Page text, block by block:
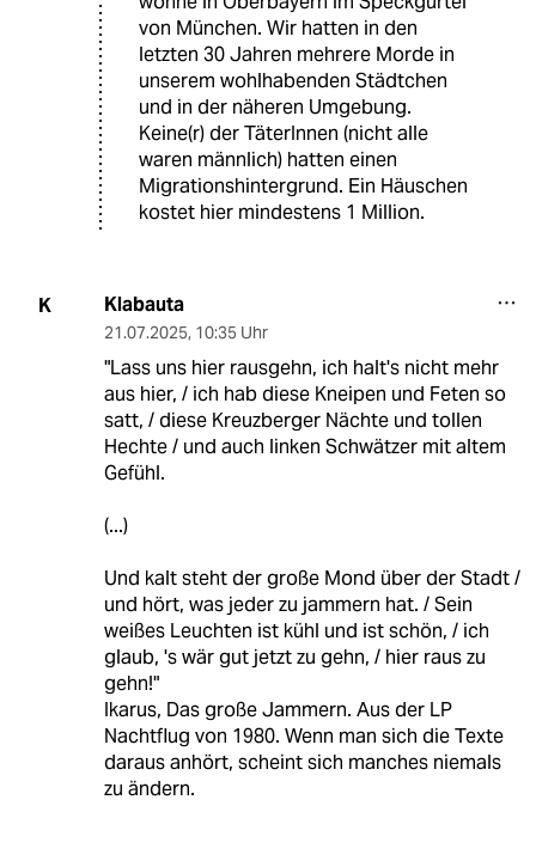
von München. Wir hatten in den
letzten 30 Jahren mehrere Morde in
unserem wohlhabenden Städtchen
und in der näheren Umgebung.
Keine(r) der TäterInnen (nicht alle
waren männlich) hatten einen
Migrationshintergrund. Ein Häuschen
kostet hier mindestens 1 Million.
K Klabauta
21.07.2025, 10:35 Uhr
"Lass uns hier rausgehn, ich halt's nicht mehr
aus hier, / ich hab diese Kneipen und Feten so
satt, / diese Kreuzberger Nächte und tollen
Hechte / und auch linken Schwätzer mit altem
Gefühl.
(...)
Und kalt steht der große Mond über der Stadt /
und hört, was jeder zu jammern hat. / Sein
weißes Leuchten ist kühl und ist schön, / ich
glaub, 's wär gut jetzt zu gehn, / hier raus zu
gehn!"
Ikarus, Das große Jammern. Aus der LP
Nachtflug von 1980. Wenn man sich die Texte
daraus anhört, scheint sich manches niemals
zu ändern.